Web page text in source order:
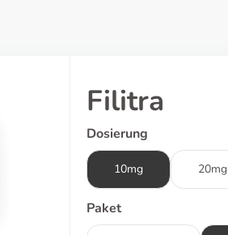
Filitra
Dosierung
10mg 20mg
Paket